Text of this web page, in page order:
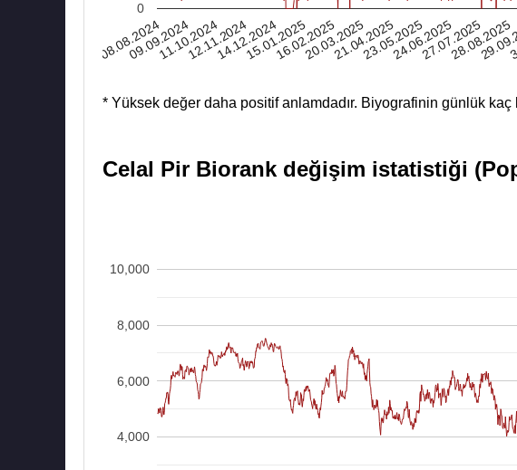
08.08.2024
09.09.2024
11.10.2024
12.11.2024
14.12.2024
15.01.2025
16.02.2025
20.03.2025
21.04.2025
23.05.2025
24.06.2025
27.07.2025
28.08.2025
0
* Yüksek değer daha positif anlamdadır. Biyografinin günlük
Celal Pir Biorank değişim istatistiği
4,000
6,000
8,000
10,000